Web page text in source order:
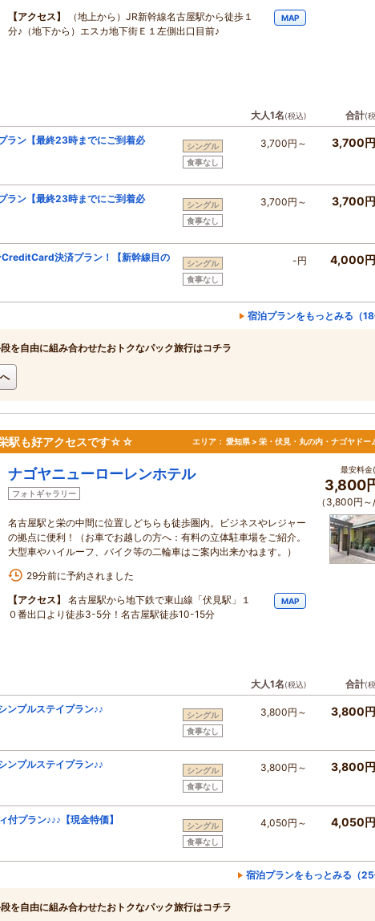
【アクセス】
（地上から）JR新幹線名古屋駅から徒歩１
分♪（地下から）エスカ地下街Ｅ１左側出口目前♪
MAP
大人1名(税込) 合計(
ラン【最終23時までにご到着必
シングル
食事なし
3,700円～ 3,700
ラン【最終23時までにご到着必
シングル
食事なし
3,700円～ 3,700
決済プラン！【新幹線目の
シングル
食事なし
-円 4,000
宿泊プランをもっとみる（18
を自由に組み合わせたおトクなパック旅行はコチラ
駅も好アクセスです☆☆ エリア： 愛知県 > 栄・伏見・丸の内・ナゴヤドー
ナゴヤニューローレンホテル
フォトギャラリー
名古屋駅と栄の中間に位置しどちらも徒歩圏内。ビジネスやレジャー
の拠点に便利！（お車でお越しの方へ：有料の立体駐車場をご紹介。
大型車やハイルーフ、バイク等の二輪車はご案内出来かねます。）
29分前に予約されました
【アクセス】
名古屋駅から地下鉄で東山線「伏見駅」１
０番出口より徒歩3-5分！名古屋駅徒歩10-15分
MAP
最安料金
3,800
（3,800円～/
大人1名(税込) 合計(
ンプルステイプラン♪♪
シングル
食事なし
3,800円～ 3,800
ンプルステイプラン♪♪
シングル
食事なし
3,800円～ 3,800
プラン♪♪♪【現金特価】
シングル
食事なし
4,050円～ 4,050
宿泊プランをもっとみる（25
を自由に組み合わせたおトクなパック旅行はコチラ